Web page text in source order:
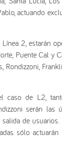
actuando
2, estarán
Puente Cal y
Rondizzoni,
caso de L2,
serán las
de usuarios.
sólo